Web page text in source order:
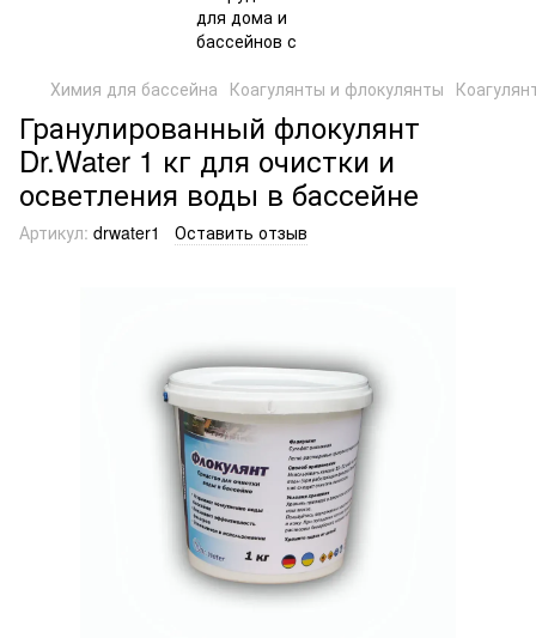
Химия для бассейна Коагулянты и флокулянты
Гранулированный флокулянт
Dr.Water 1 кг для очистки и
осветления воды в бассейне
Артикул: drwater1 Оставить отзыв